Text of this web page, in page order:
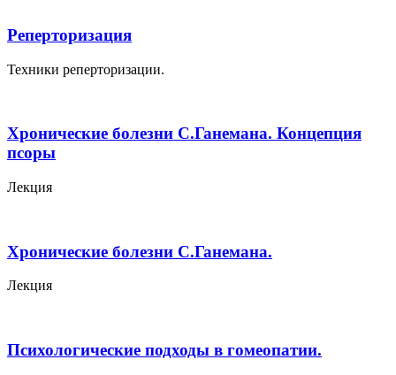
Реперторизация
Техники реперторизации.
Хронические болезни С.Ганемана. Концепция
псоры
Лекция
Хронические болезни С.Ганемана.
Лекция
Психологические подходы в гомеопатии.